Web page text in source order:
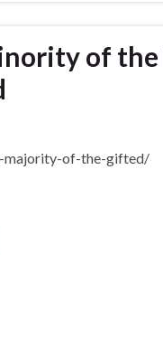
of the
majority-of-the-gifted/